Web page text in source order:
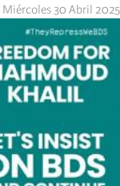
Miércoles 30 Abril 2025